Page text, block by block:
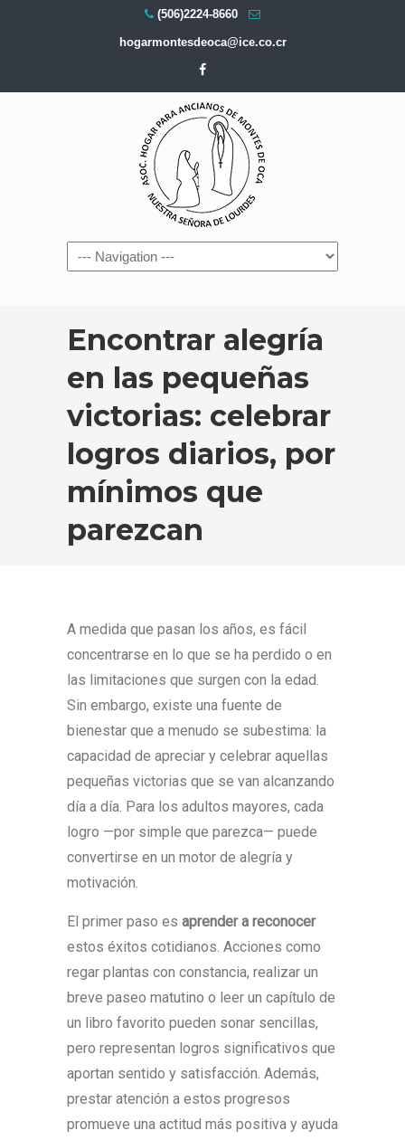
(506)2224-8660
hogarmontesdeoca@ice.co.cr
Navigation
Encontrar alegría
en las pequeñas
victorias: celebrar
logros diarios, por
mínimos que
parezcan
A medida que pasan los años, es fácil
concentrarse en lo que se ha perdido o en
las limitaciones que surgen con la edad.
Sin embargo, existe una fuente de
bienestar que a menudo se subestima: la
capacidad de apreciar y celebrar aquellas
pequeñas victorias que se van alcanzando
día a día. Para los adultos mayores, cada
logro —por simple que parezca— puede
convertirse en un motor de alegría y
motivación.
El primer paso es aprender a reconocer
estos éxitos cotidianos. Acciones como
regar plantas con constancia, realizar un
breve paseo matutino o leer un capítulo de
un libro favorito pueden sonar sencillas,
pero representan logros significativos que
aportan sentido y satisfacción. Además,
prestar atención a estos progresos
promueve una actitud más positiva y ayuda